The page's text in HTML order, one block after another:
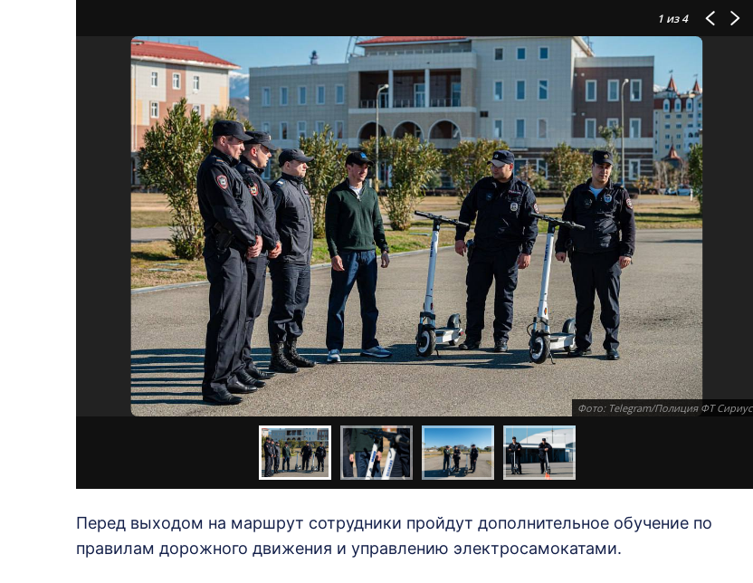
1из 4
Фото: Telegram/Полиция ФТ Сириус
Перед выходом на маршрут сотрудники пройдут дополнительное обучение по
правилам дорожного движения и управлению электросамокатами.